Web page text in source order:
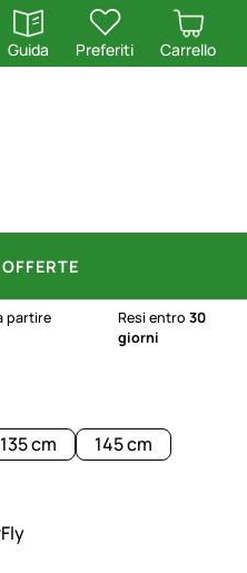
Guida
apri
Preferiti Carrello
OFFERTE
partire
Resi entro30
giorni
135 cm
145 cm